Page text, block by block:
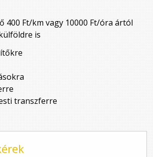
400 Ft/km vagy 10000 Ft/óra ártól
is
transzferre